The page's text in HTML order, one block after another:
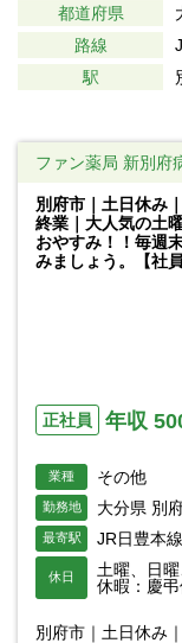
都道府県
路線
駅
ファン薬局 新別府
別府市｜土日休み
終業｜大人気の土
おやすみ！！毎週
みましょう。【社員
正社員 年収
業種 その他
勤務地 大分県 別
最寄駅 JR日豊本
休日
土曜、日
休暇：慶
別府市｜土日休み